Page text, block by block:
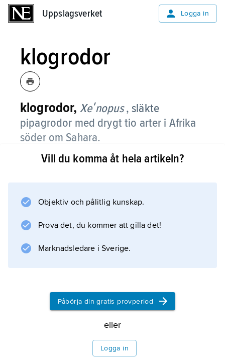
Uppslagsverket Logga in
klogrodor
klogrodor, Xeʹnopus , släkte
pipagrodor med drygt tio arter i Afrika
söder om Sahara.
De påträffas i dyiga vattensamlingar och
vanligen 10 cm långa och varierar till färgen
kan under regnperioden företa längre
vandringar på land. De lägger upp till 2 000
ägg, och
Information om artikeln
Vill du komma åt hela artikeln?
Objektiv och pålitlig kunskap.
Prova det, du kommer att gilla det!
Marknadsledare i Sverige.
Påbörja din gratis provperiod
eller
Logga in